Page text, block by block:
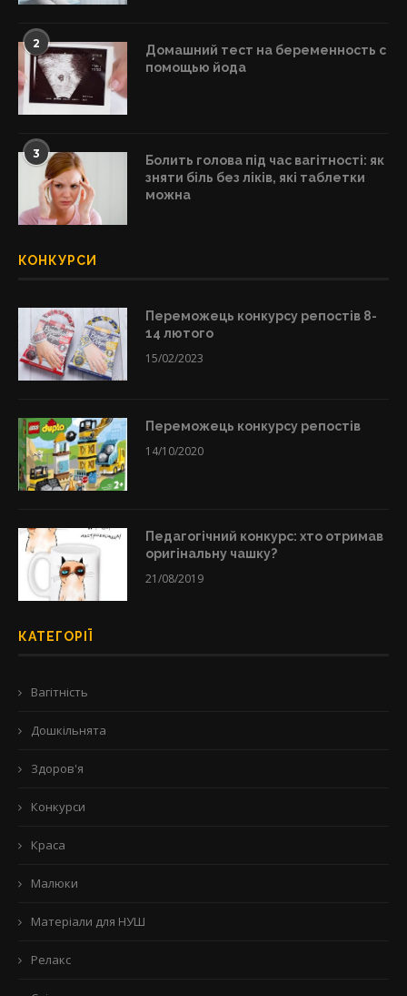
2
Домашний тест на беременность с
помощью йода
3
Болить голова під час вагітності: як
зняти біль без ліків, які таблетки
можна
КОНКУРСИ
Переможець конкурсу репостів 8-
14 лютого
15/02/2023
Переможець конкурсу репостів
14/10/2020
Педагогічний конкурс: хто отримав
оригінальну чашку?
21/08/2019
КАТЕГОРІЇ
Вагітність
Дошкільнята
Здоров'я
Конкурси
Краса
Малюки
Матеріали для НУШ
Релакс